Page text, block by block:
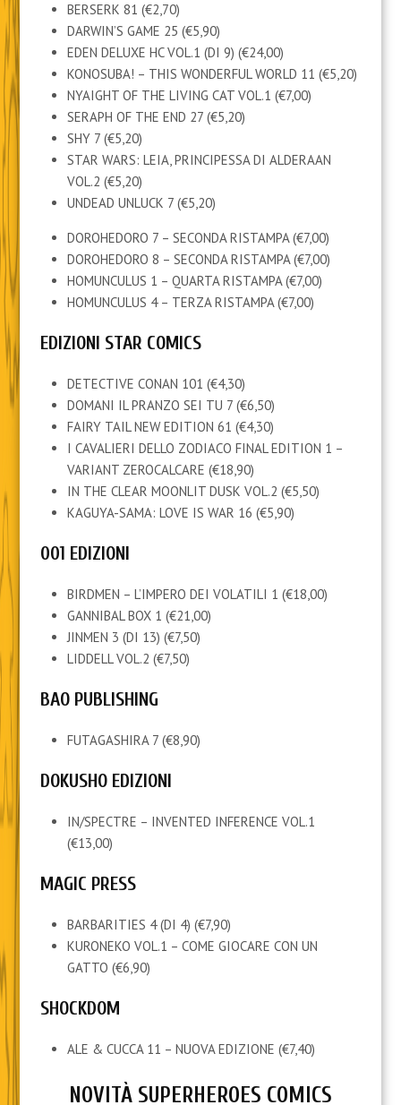
BERSERK 81 (€2,70)
DARWIN’S GAME 25 (€5,90)
EDEN DELUXE HC VOL.1 (DI 9) (€24,00)
KONOSUBA! – THIS WONDERFUL WORLD 11 (€5,20)
NYAIGHT OF THE LIVING CAT VOL.1 (€7,00)
SERAPH OF THE END 27 (€5,20)
SHY 7 (€5,20)
STAR WARS: LEIA, PRINCIPESSA DI ALDERAAN
VOL.2 (€5,20)
UNDEAD UNLUCK 7 (€5,20)
DOROHEDORO 7 – SECONDA RISTAMPA (€7,00)
DOROHEDORO 8 – SECONDA RISTAMPA (€7,00)
HOMUNCULUS 1 – QUARTA RISTAMPA (€7,00)
HOMUNCULUS 4 – TERZA RISTAMPA (€7,00)
EDIZIONI STAR COMICS
DETECTIVE CONAN 101 (€4,30)
DOMANI IL PRANZO SEI TU 7 (€6,50)
FAIRY TAIL NEW EDITION 61 (€4,30)
I CAVALIERI DELLO ZODIACO FINAL EDITION 1 –
VARIANT ZEROCALCARE (€18,90)
IN THE CLEAR MOONLIT DUSK VOL.2 (€5,50)
KAGUYA-SAMA: LOVE IS WAR 16 (€5,90)
001 EDIZIONI
BIRDMEN – L’IMPERO DEI VOLATILI 1 (€18,00)
GANNIBAL BOX 1 (€21,00)
JINMEN 3 (DI 13) (€7,50)
LIDDELL VOL.2 (€7,50)
BAO PUBLISHING
FUTAGASHIRA 7 (€8,90)
DOKUSHO EDIZIONI
IN/SPECTRE – INVENTED INFERENCE VOL.1
(€13,00)
MAGIC PRESS
BARBARITIES 4 (DI 4) (€7,90)
KURONEKO VOL.1 – COME GIOCARE CON UN
GATTO (€6,90)
SHOCKDOM
ALE & CUCCA 11 – NUOVA EDIZIONE (€7,40)
NOVITÀ SUPERHEROES COMICS